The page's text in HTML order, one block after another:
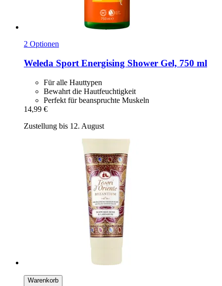
2 Optionen
Weleda Sport Energising Shower Gel, 750 ml
Für alle Hauttypen
Bewahrt die Hautfeuchtigkeit
Perfekt für beanspruchte Muskeln
14,99 €
Zustellung bis 12. August
Warenkorb